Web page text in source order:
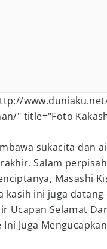
" title="Foto
sukacita dan
Salam
Masashi
kasih ini juga datang
Ucapan Selamat
Ini Juga